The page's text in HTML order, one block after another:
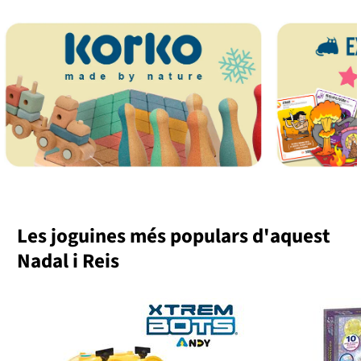
Les joguines més populars d'aquest
Nadal i Reis